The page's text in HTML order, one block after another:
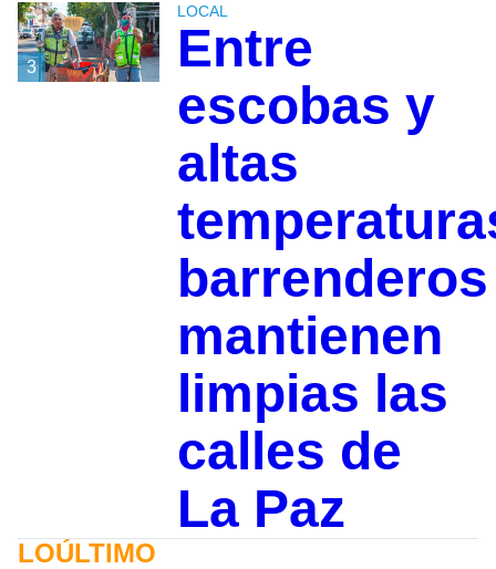
3
LOCAL
Entre
escobas y
altas
barrenderos
mantienen
limpias las
calles de
La Paz
LOÚLTIMO